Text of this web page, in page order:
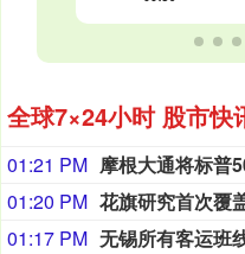
全球7×24小时 股市快
01:21 PM 摩根大通将标普
01:20 PM
01:17 PM